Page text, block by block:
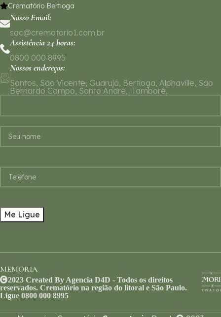
Crematório Bertioga
Nosso Email:
sac@crematorio1.com.br
Assistência 24 horas:
0800 000 8995
Nossos endereços:
Santos, São Vicente, Guarujá, Bertioga, Alphaville, São
Bernardo Campo, Santo André, Tamboré..
MEMORIA
2023 Created By Agencia D4D - Todos os direitos
reservados. Crematório na região do litoral e São Paulo.
Ligue 0800 000 8995